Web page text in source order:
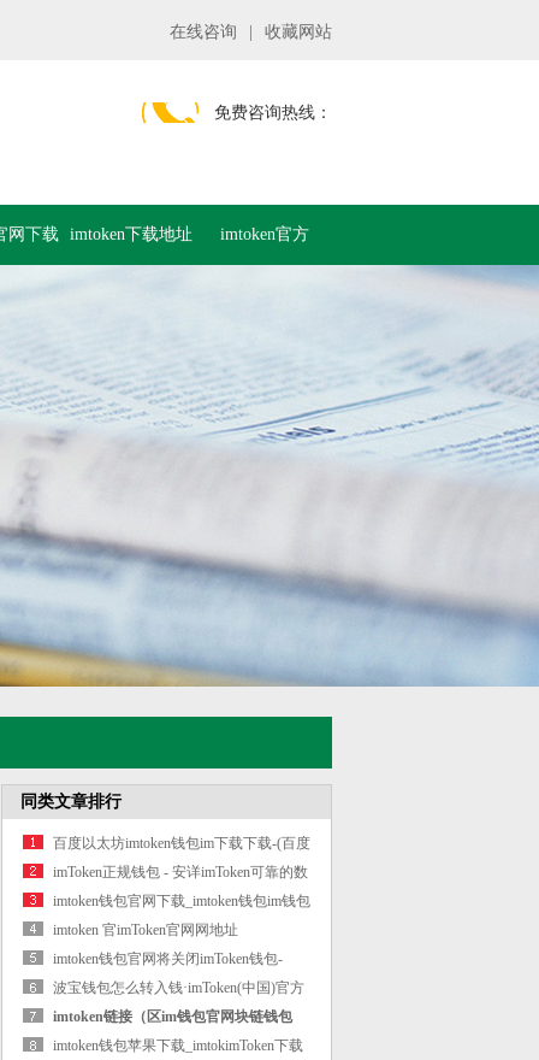
在线咨询 收藏网站
免费咨询热线：
网下载 imtoken下载地址 imtoken官方
同类文章排行
百度以太坊imtoken钱包im下载下载-(百度
以
imToken正规钱包 - 安详imToken可靠的数
字资
imtoken钱包官网下载_imtoken钱包im钱包
密码
imtoken 官imToken官网网地址
imtoken钱包官网将关闭imToken钱包-
（imtoke
波宝钱包怎么转入钱·imToken(中国)官方
网
imtoken链接（区im钱包官网块链钱包
imtoke
imtoken钱包苹果下载_imtokimToken下载